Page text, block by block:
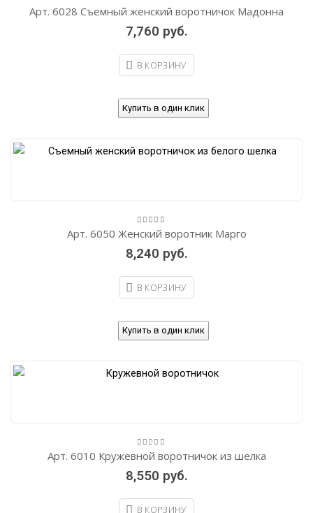
0
of
5
Арт. 6028 Съемный женский воротничок Мадонна
7,760 руб.
В КОРЗИНУ
Купить в один клик
0
of
5
Арт. 6050 Женский воротник Марго
8,240 руб.
В КОРЗИНУ
Купить в один клик
0
of
5
Арт. 6010 Кружевной воротничок из шелка
8,550 руб.
В КОРЗИНУ